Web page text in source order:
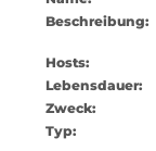
Beschreibung:
Hosts:
Lebensdauer:
Zweck:
Typ: